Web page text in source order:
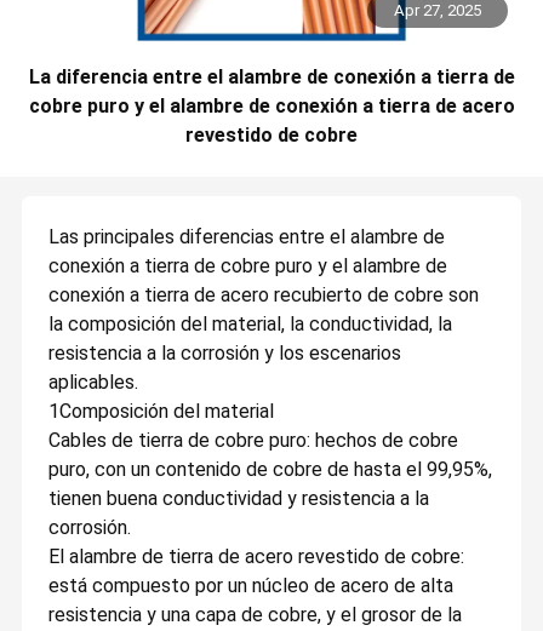
Apr 27, 2025
La diferencia entre el alambre de conexión a tierra de
cobre puro y el alambre de conexión a tierra de acero
revestido de cobre
Las principales diferencias entre el alambre de
conexión a tierra de cobre puro y el alambre de
conexión a tierra de acero recubierto de cobre son
la composición del material, la conductividad, la
resistencia a la corrosión y los escenarios
aplicables.
1Composición del material
Cables de tierra de cobre puro: hechos de cobre
puro, con un contenido de cobre de hasta el 99,95%,
tienen buena conductividad y resistencia a la
corrosión.
El alambre de tierra de acero revestido de cobre:
está compuesto por un núcleo de acero de alta
resistencia y una capa de cobre, y el grosor de la